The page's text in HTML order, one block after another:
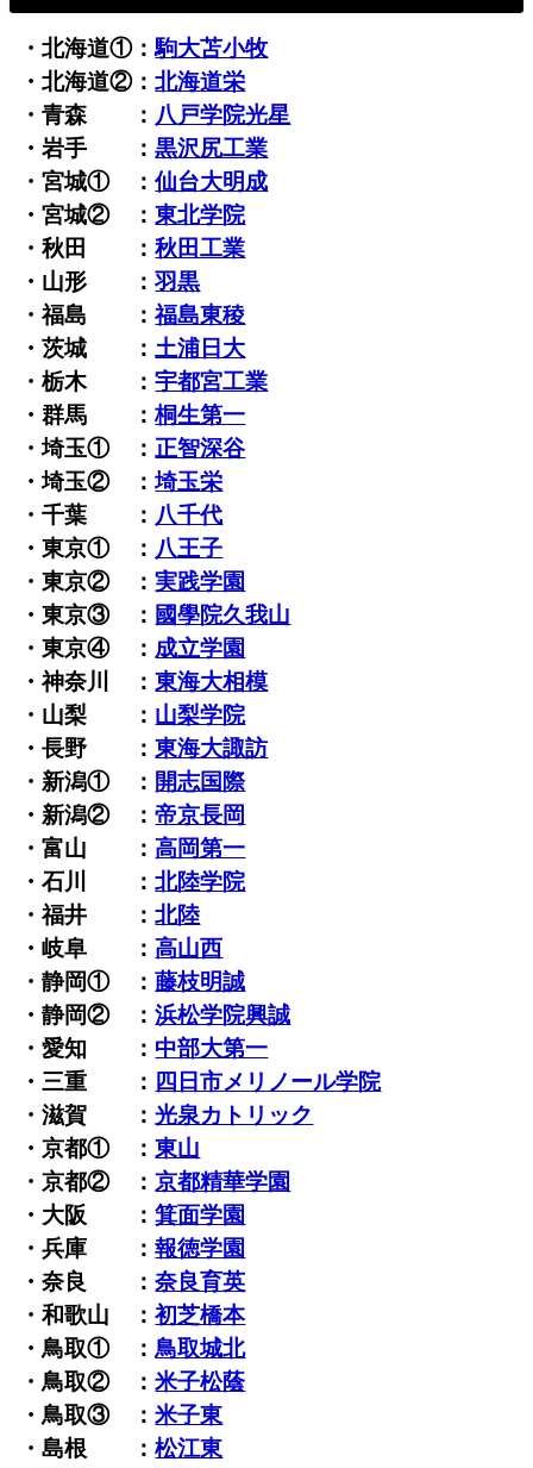
・北海道①：駒大苫小牧
・北海道②：北海道栄
・青森 ： 八戸学院光星
・岩手 ：黒沢尻工業
・宮城① ：仙台大明成
・宮城② ：東北学院
・秋田 ：秋田工業
・山形 ：羽黒
・福島 ：福島東稜
・茨城 ： 土浦日大
・栃木 ：宇都宮工業
・群馬 ：桐生第一
・埼玉① ： 正智深谷
・埼玉② ：埼玉栄
・千葉 ： 八千代
・東京① ： 八王子
・東京② ：実践学園
・東京③ ： 國學院久我山
・東京④ ： 成立学園
・神奈川 ：東海大相模
・山梨 ： 山梨学院
・長野 ：東海大諏訪
・新潟① ： 開志国際
・新潟② ：帝京長岡
・富山 ：高岡第一
・石川 ：北陸学院
・福井 ：北陸
・岐阜 ：高山西
・静岡① ：藤枝明誠
・静岡② ：浜松学院興誠
・愛知 ： 中部大第一
・三重 ： 四日市メリノール学院
・滋賀 ：光泉カトリック
・京都① ：東山
・京都② ：京都精華学園
・大阪 ：箕面学園
・兵庫 ：報徳学園
・奈良 ：奈良育英
・和歌山 ：初芝橋本
・鳥取① ： 鳥取城北
・鳥取② ：米子松蔭
・鳥取③ ：米子東
・島根 ：松江東